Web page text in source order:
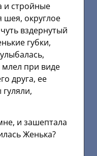
и стройные
шея, округлое
вздернутый
губки,
при виде
друга, ее
и зашептала
Женька?